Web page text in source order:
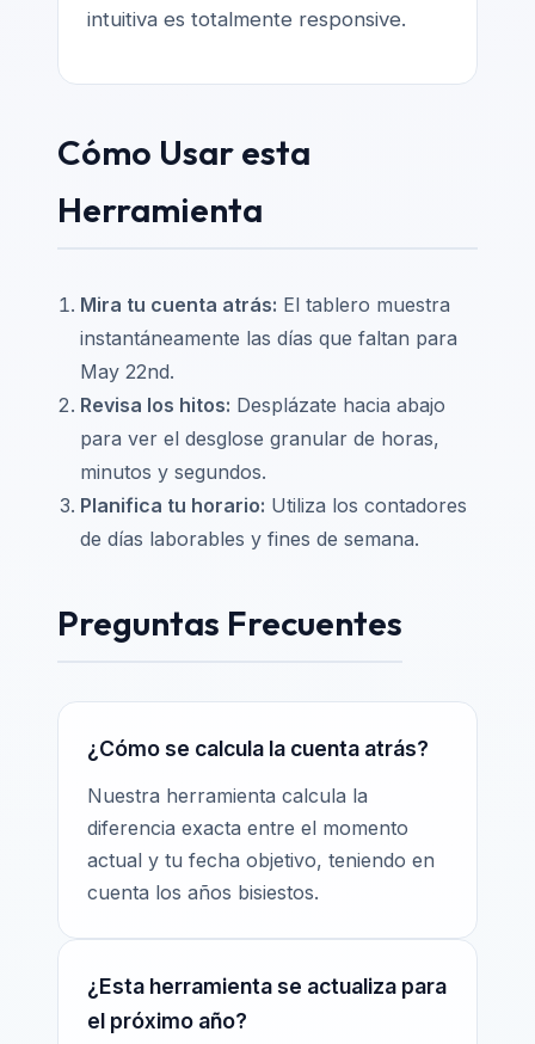
intuitiva es totalmente responsive.
Cómo Usar esta
Herramienta
Mira tu cuenta atrás: El tablero muestra
instantáneamente las días que faltan para
May 22nd.
Revisa los hitos: Desplázate hacia abajo
para ver el desglose granular de horas,
minutos y segundos.
Planifica tu horario: Utiliza los contadores
de días laborables y fines de semana.
Preguntas Frecuentes
¿Cómo se calcula la cuenta atrás?
Nuestra herramienta calcula la
diferencia exacta entre el momento
actual y tu fecha objetivo, teniendo en
cuenta los años bisiestos.
¿Esta herramienta se actualiza para
el próximo año?